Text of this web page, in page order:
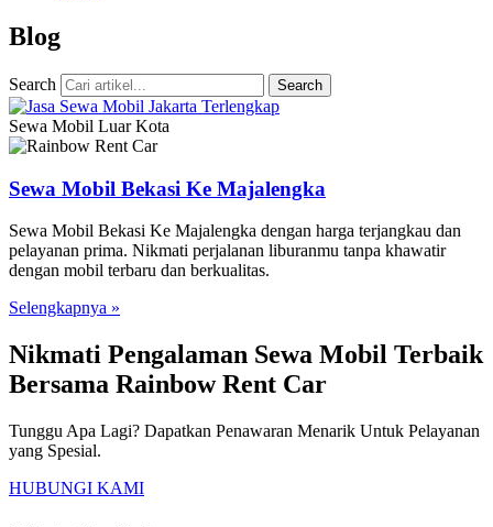
Blog
Search Search
Sewa Mobil Luar Kota
Sewa Mobil Bekasi Ke Majalengka
Sewa Mobil Bekasi Ke Majalengka dengan harga terjangkau dan
pelayanan prima. Nikmati perjalanan liburanmu tanpa khawatir
dengan mobil terbaru dan berkualitas.
Selengkapnya »
Nikmati Pengalaman Sewa Mobil Terbaik
Bersama Rainbow Rent Car
Tunggu Apa Lagi? Dapatkan Penawaran Menarik Untuk Pelayanan
yang Spesial.
HUBUNGI KAMI